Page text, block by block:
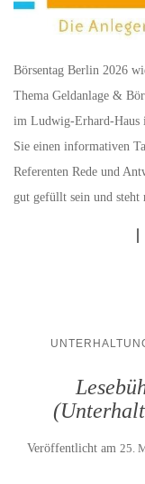
Börsentag Berlin 2026
Thema Geldanlage &
im Ludwig-Erhard-Haus
Sie einen informativen
Referenten Rede und
gut gefüllt sein und
Veröffentlicht am 25.